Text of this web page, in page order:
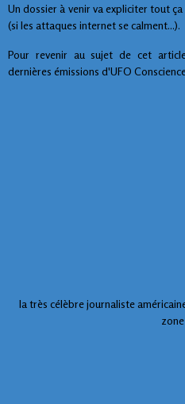
Un dossier à venir va expliciter tout
(si les attaques internet se calment...).
Pour revenir au sujet de cet
dernières émissions d'UFO
la très célèbre journaliste
zone